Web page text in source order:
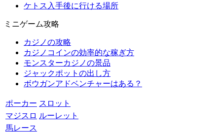
ケトス入手後に行ける場所
ミニゲーム攻略
カジノの攻略
カジノコインの効率的な稼ぎ方
モンスターカジノの景品
ジャックポットの出し方
ボウガンアドベンチャーはある？
ポーカー スロット
マジスロ ルーレット
馬レース